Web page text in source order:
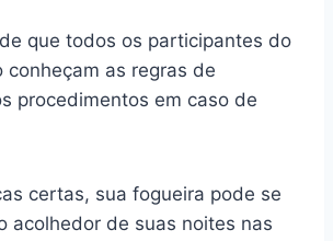
que todos os participantes do
conheçam as regras de
procedimentos em caso de
certas, sua fogueira pode se
acolhedor de suas noites nas